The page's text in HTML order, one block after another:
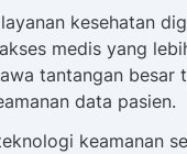
kesehatan
medis yang
tantangan besar
data pasien.
keamanan